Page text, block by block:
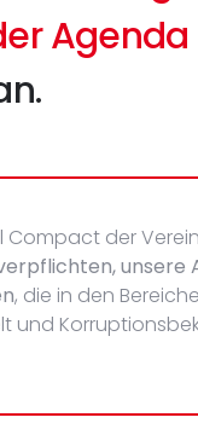
Compact der
, die in den
und